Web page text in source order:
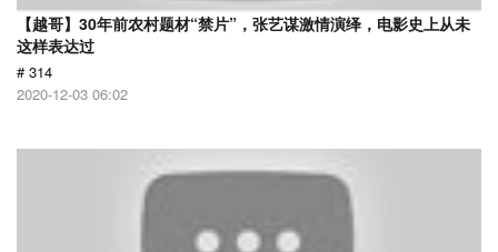
【越哥】30年前农村题材“禁片”，张艺谋激情演绎，电影史上从未
这样表达过
# 314
2020-12-03 06:02